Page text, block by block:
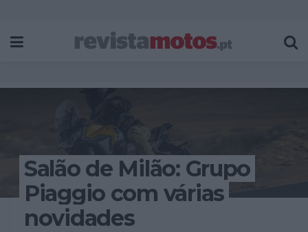
Salão de Milão: Grupo
Piaggio com várias
novidades